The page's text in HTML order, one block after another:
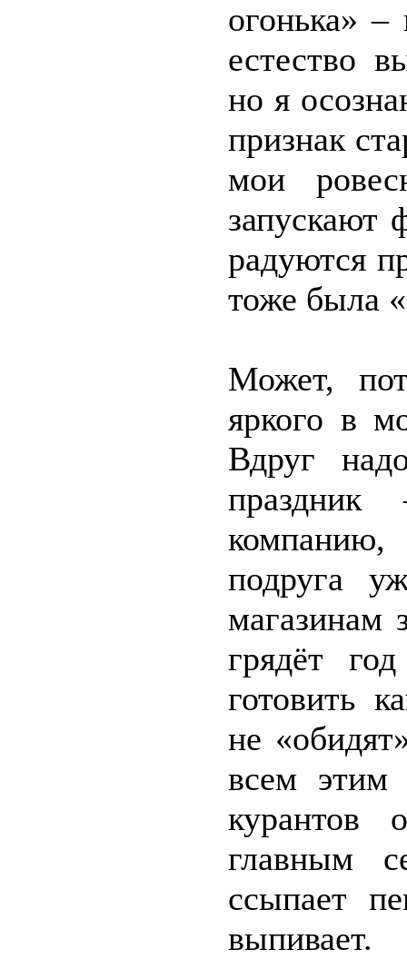
огонька»
естество
но я
признак
мои
запускают
радуются
тоже была
Может,
яркого в
Вдруг
подруга
магазинам
грядёт
готовить
не
всем этим
курантов
главным
ссыпает
выпивает.